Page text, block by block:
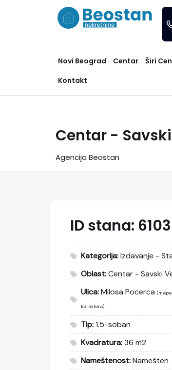
Novi Beograd Centar Širi
Kontakt
Centar -
Agencija Beostan
ID stana:
Kategorija:Izdavanje -
Oblast:Centar - Savski
Ulica:Milosa Pocerca
karaktera)
Tip:1.5-soban
Kvadratura:36 m2
Nameštenost:Namešten